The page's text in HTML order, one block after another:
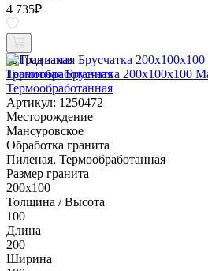
4 735₽
Под заказ
Гранитная Брусчатка 200х100x100
Термообработанная
Артикул: 1250472
Месторождение
Мансуровское
Обработка гранита
Пиленая, Термообработанная
Размер гранита
200х100
Толщина / Высота
100
Длина
200
Ширина